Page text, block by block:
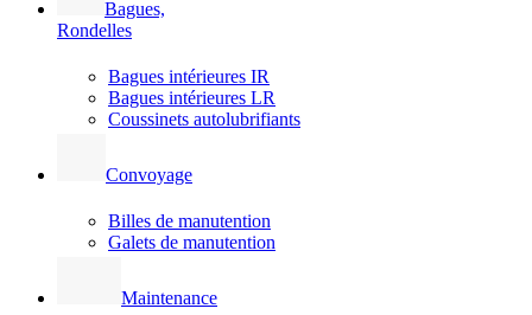
Bagues,
Rondelles
Bagues intérieures IR
Bagues intérieures LR
Coussinets autolubrifiants
Convoyage
Billes de manutention
Galets de manutention
Maintenance